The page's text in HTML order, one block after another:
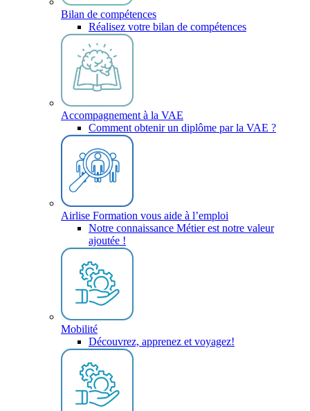
Bilan de compétences
Réalisez votre bilan de compétences
Accompagnement à la VAE
Comment obtenir un diplôme par la VAE ?
Airlise Formation vous aide à l’emploi
Notre connaissance Métier est notre valeur
ajoutée !
Mobilité
Découvrez, apprenez et voyagez!